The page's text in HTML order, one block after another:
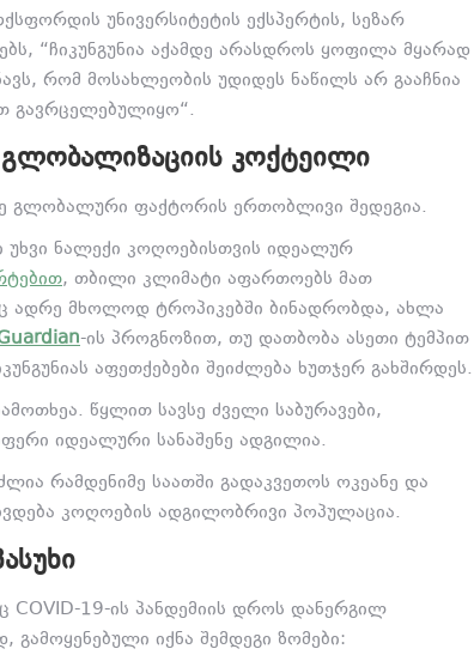
უნივერსიტეტის ექსპერტის, სეზარ
“ჩიკუნგუნია აქამდე არასდროს ყოფილა მყარად
რომ მოსახლეობის უდიდეს ნაწილს არ გააჩნია
გავრცელებულიყო“.
ᲙᲝᲥᲢᲔᲘᲚᲘ
გლობალური ფაქტორის ერთობლივი შედეგია.
ნალექი კოღოებისთვის იდეალურ
, თბილი კლიმატი აფართოებს მათ
ადრე მხოლოდ ტროპიკებში ბინადრობდა, ახლა
-ის პროგნოზით, თუ დათბობა ასეთი ტემპით
აფეთქებები შეიძლება ხუთჯერ გახშირდეს.
წყლით სავსე ძველი საბურავები,
იდეალური სანაშენე ადგილია.
რამდენიმე საათში გადაკვეთოს ოკეანე და
კოღოების ადგილობრივი პოპულაცია.
COVID-19-ის პანდემიის დროს დანერგილ
გამოყენებული იქნა შემდეგი ზომები: